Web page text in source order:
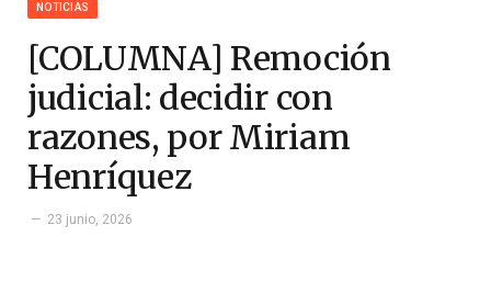
NOTICIAS
[COLUMNA] Remoción
judicial: decidir con
razones, por Miriam
Henríquez
23 junio, 2026